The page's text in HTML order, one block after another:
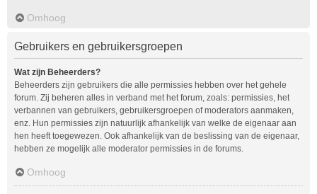
Omhoog
Gebruikers en gebruikersgroepen
Wat zijn Beheerders?
Beheerders zijn gebruikers die alle permissies hebben over het gehele
forum. Zij beheren alles in verband met het forum, zoals: permissies, het
verbannen van gebruikers, gebruikersgroepen of moderators aanmaken,
enz. Hun permissies zijn natuurlijk afhankelijk van welke de eigenaar aan
hen heeft toegewezen. Ook afhankelijk van de beslissing van de eigenaar,
hebben ze mogelijk alle moderator permissies in de forums.
Omhoog